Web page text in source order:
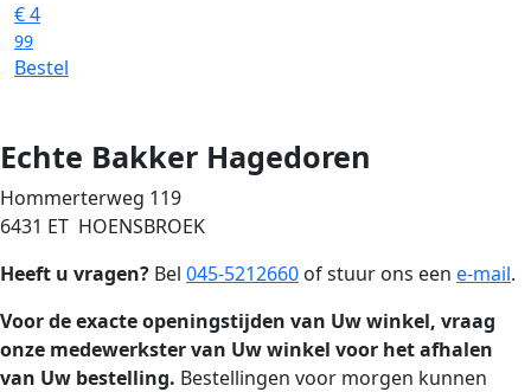
€4
99
Bestel
Echte Bakker Hagedoren
Hommerterweg 119
6431 ET HOENSBROEK
Heeft u vragen? Bel 045-5212660 of stuur ons een e-mail.
Voor de exacte openingstijden van Uw winkel, vraag
onze medewerkster van Uw winkel voor het afhalen
van Uw bestelling. Bestellingen voor morgen kunnen